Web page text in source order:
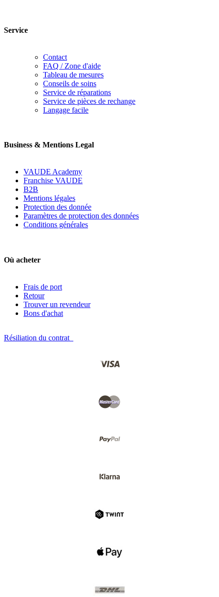
Service
Contact
FAQ / Zone d'aide
Tableau de mesures
Conseils de soins
Service de réparations
Service de pièces de rechange
Langage facile
Business & Mentions Legal
VAUDE Academy
Franchise VAUDE
B2B
Mentions légales
Protection des donnée
Paramètres de protection des données
Conditions générales
Où acheter
Frais de port
Retour
Trouver un revendeur
Bons d'achat
Résiliation du contrat